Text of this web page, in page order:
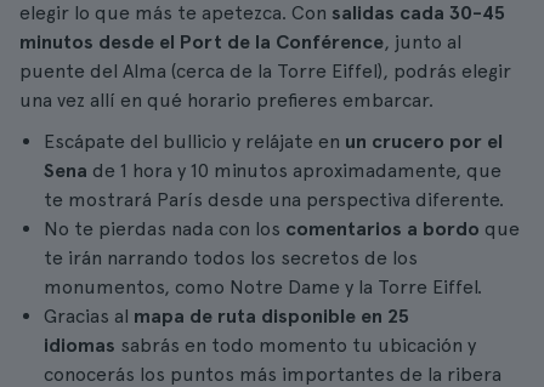
elegir lo que más te apetezca. Con salidas cada 30-45
minutos desde el Port de la Conférence, junto al
puente del Alma (cerca de la Torre Eiffel), podrás elegir
una vez allí en qué horario prefieres embarcar.
Escápate del bullicio y relájate en un crucero por el
Sena de 1 hora y 10 minutos aproximadamente, que
te mostrará París desde una perspectiva diferente.
No te pierdas nada con los comentarios a bordo que
te irán narrando todos los secretos de los
monumentos, como Notre Dame y la Torre Eiffel.
Gracias al mapa de ruta disponible en 25
idiomas sabrás en todo momento tu ubicación y
conocerás los puntos más importantes de la ribera